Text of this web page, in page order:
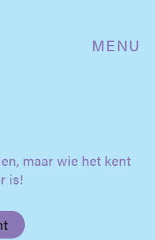
MENU
maar wie het kent
is!